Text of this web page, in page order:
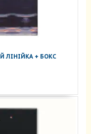
ЛІНІЙКА + БОКС